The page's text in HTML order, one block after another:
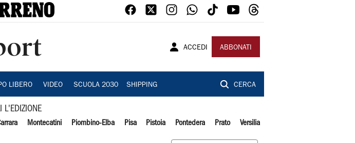
ACCEDI ABBONATI
LIBERO VIDEO SCUOLA 2030 SHIPPING CERCA
L'EDIZIONE
Montecatini Piombino-Elba Pisa Pistoia Pontedera Prato Versilia